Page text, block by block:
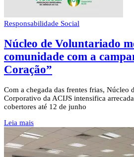
Responsabilidade Social
Núcleo de Voluntariado
comunidade com a
Coração”
Com a chegada das frentes frias, Núcleo
Corporativo da ACIJS intensifica
cobertores até 12 de junho
Leia mais